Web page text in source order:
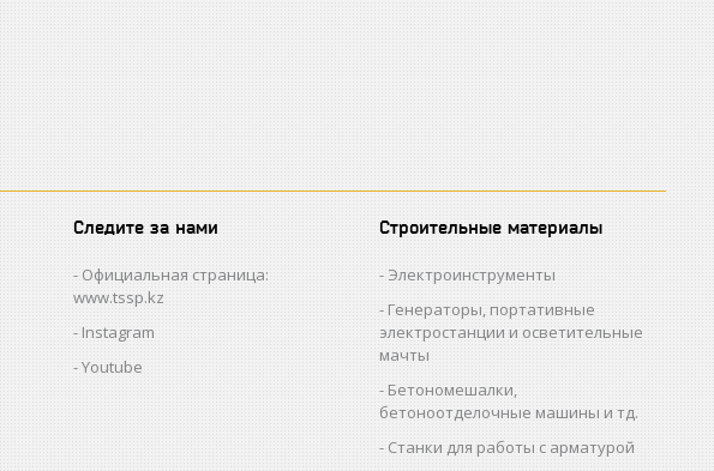
Следите за нами
Официальная страница:
www.tssp.kz
Instagram
Youtube
Строительные материалы
Электроинструменты
Генераторы, портативные
электростанции и осветительные
мачты
Бетономешалки,
бетоноотделочные машины и тд.
Станки для работы с арматурой